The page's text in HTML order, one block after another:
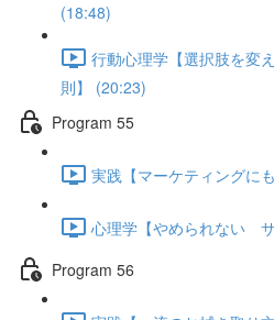
(18:48)
行動心理学【選択肢を変
則】 (20:23)
Program 55
実践【マーケティング
心理学【やめられない
Program 56